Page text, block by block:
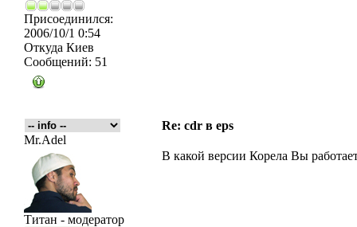
Присоединился:
2006/10/1 0:54
Откуда Киев
Сообщений: 51
Re: cdr в eps
Mr.Adel
Титан - модератор
В какой версии Корела Вы